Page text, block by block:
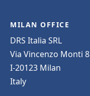
MILAN OFFICE
DRS Italia SRL
Via Vincenzo Monti 8
I-20123 Milan
Italy